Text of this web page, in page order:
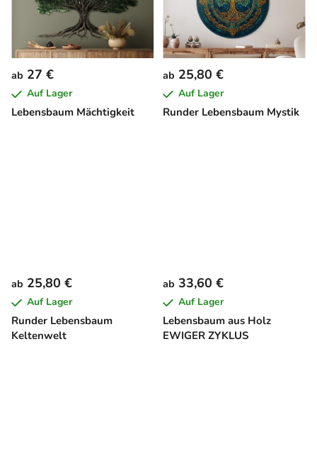
Lebensbaum Mächtigkeit
ab 27 €
Auf Lager
Runder Lebensbaum Mystik
ab 25,80 €
Auf Lager
Runder Lebensbaum
Keltenwelt
ab 25,80 €
Auf Lager
Lebensbaum aus Holz
EWIGER ZYKLUS
ab 33,60 €
Auf Lager